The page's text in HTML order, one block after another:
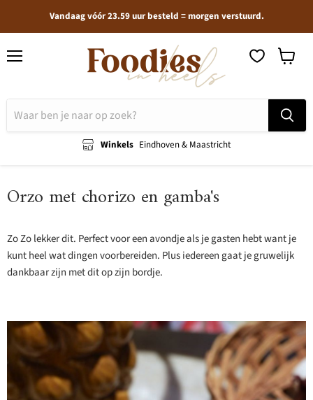
Vandaag vóór 23.59 uur besteld = morgen verstuurd.
Winkels Eindhoven & Maastricht
Orzo met chorizo en gamba's
Zo Zo lekker dit. Perfect voor een avondje als je gasten hebt want je
kunt heel wat dingen voorbereiden. Plus iedereen gaat je gruwelijk
dankbaar zijn met dit op zijn bordje.